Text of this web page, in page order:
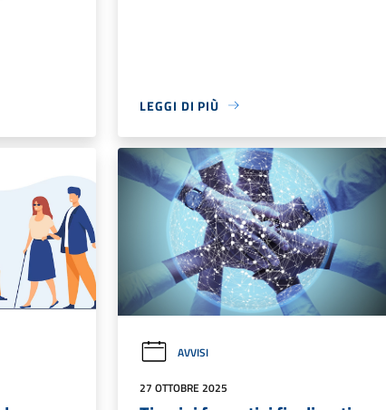
LEGGI DI PIÙ
AVVISI
27 OTTOBRE 2025